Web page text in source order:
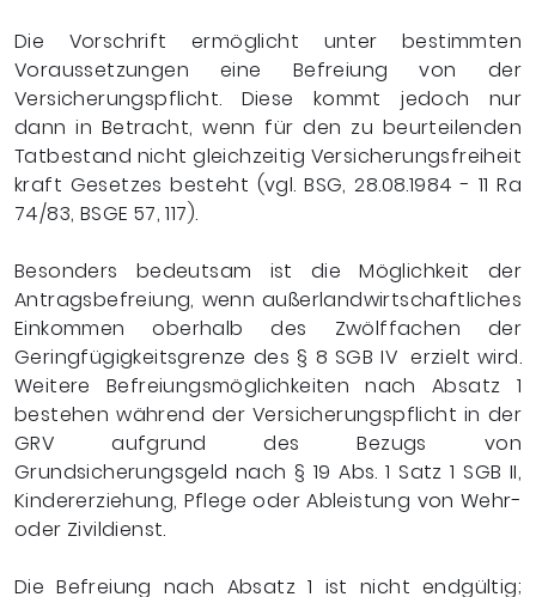
Die Vorschrift ermöglicht unter bestimmten
Voraussetzungen eine Befreiung von der
Versicherungspflicht. Diese kommt jedoch nur
dann in Betracht, wenn für den zu beurteilenden
Tatbestand nicht gleichzeitig Versicherungsfreiheit
kraft Gesetzes besteht (vgl. BSG, 28.08.1984 - 11 Ra
74/83, BSGE 57, 117).
Besonders bedeutsam ist die Möglichkeit der
Antragsbefreiung, wenn außerlandwirtschaftliches
Einkommen oberhalb des Zwölffachen der
Geringfügigkeitsgrenze des § 8 SGB IV erzielt wird.
Weitere Befreiungsmöglichkeiten nach Absatz 1
bestehen während der Versicherungspflicht in der
GRV aufgrund des Bezugs von
Grundsicherungsgeld nach § 19 Abs. 1 Satz 1 SGB II,
Kindererziehung, Pflege oder Ableistung von Wehr-
oder Zivildienst.
Die Befreiung nach Absatz 1 ist nicht endgültig;